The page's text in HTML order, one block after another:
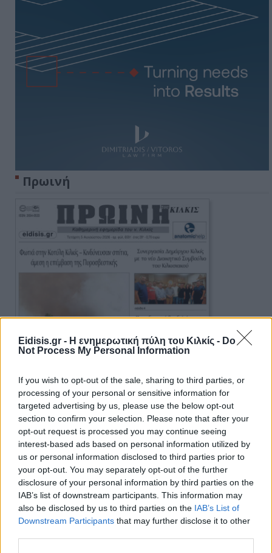
Eidisis.gr - Η ενημερωτική πύλη του Κιλκίς - Do
Not Process My Personal Information
If you wish to opt-out of the sale, sharing to third parties, or
processing of your personal or sensitive information for
targeted advertising by us, please use the below opt-out
section to confirm your selection. Please note that after your
opt-out request is processed you may continue seeing
interest-based ads based on personal information utilized by
us or personal information disclosed to third parties prior to
your opt-out. You may separately opt-out of the further
disclosure of your personal information by third parties on the
IAB’s list of downstream participants. This information may
also be disclosed by us to third parties on the IAB’s List of
Downstream Participants that may further disclose it to other
Πρωινή
Πρωινή 5-8-2026
Ειδήσεις